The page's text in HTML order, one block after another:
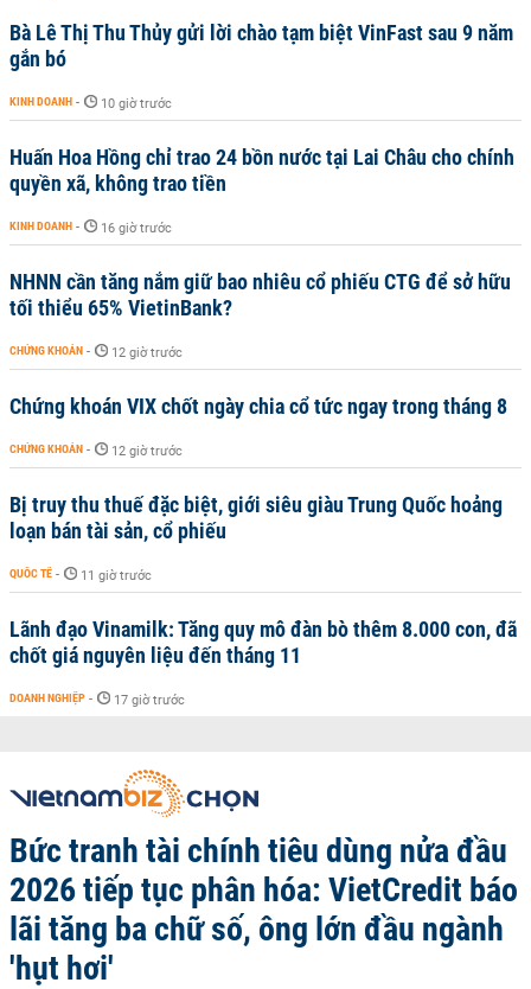
Bà Lê Thị Thu Thủy gửi lời chào tạm biệt VinFast sau 9 năm
gắn bó
KINH DOANH - 10 giờ trước
Huấn Hoa Hồng chỉ trao 24 bồn nước tại Lai Châu cho chính
quyền xã, không trao tiền
KINH DOANH - 16 giờ trước
NHNN cần tăng nắm giữ bao nhiêu cổ phiếu CTG để sở hữu
tối thiểu 65% VietinBank?
CHỨNG KHOÁN - 12 giờ trước
Chứng khoán VIX chốt ngày chia cổ tức ngay trong tháng 8
CHỨNG KHOÁN - 12 giờ trước
Bị truy thu thuế đặc biệt, giới siêu giàu Trung Quốc hoảng
loạn bán tài sản, cổ phiếu
QUỐC TẾ - 11 giờ trước
Lãnh đạo Vinamilk: Tăng quy mô đàn bò thêm 8.000 con, đã
chốt giá nguyên liệu đến tháng 11
DOANH NGHIỆP - 17 giờ trước
Bức tranh tài chính tiêu dùng nửa đầu
2026 tiếp tục phân hóa: VietCredit báo
lãi tăng ba chữ số, ông lớn đầu ngành
'hụt hơi'